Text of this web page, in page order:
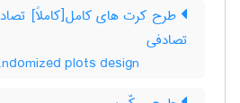
طرح کرت های کامل[کاملاً]
تصادفی
plots design